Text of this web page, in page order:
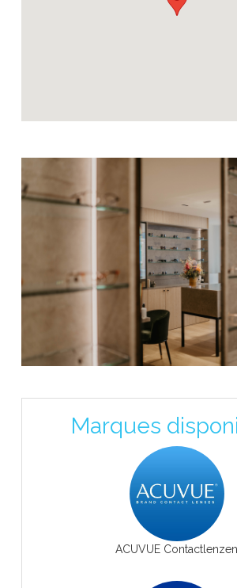
Marques
ACUVUE Contactlenzen